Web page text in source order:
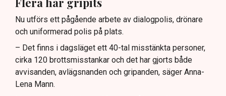
Nu utförs ett pågående arbete av dialogpolis, drönare
och uniformerad polis på plats.
– Det finns i dagsläget ett 40-tal misstänkta personer,
cirka 120 brottsmisstankar och det har gjorts både
avvisanden, avlägsnanden och gripanden, säger Anna-
Lena Mann.